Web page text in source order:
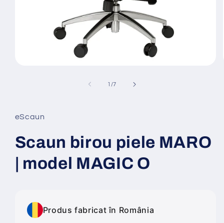
fereastră
modală
1 /din
7
eScaun
Scaun birou piele MARO
| model MAGIC O
Produs fabricat în România